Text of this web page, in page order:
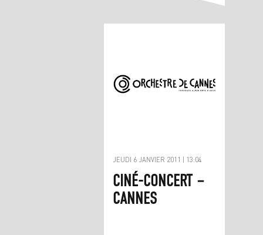
JEUDI 6 JANVIER 2011 | 13:04
CINÉ-CONCERT –
CANNES